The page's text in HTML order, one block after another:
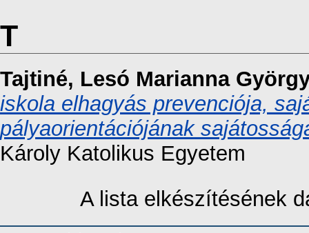
T
Tajtiné, Lesó Marianna
iskola elhagyás prevenciója,
pályaorientációjának
Károly Katolikus Egyetem
A lista elkészítésének